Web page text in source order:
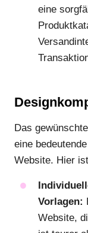
eine
Das
eine
Website. Hier
Vorlagen:
Website,